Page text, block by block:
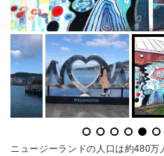
ニュージーランドの人口は約480